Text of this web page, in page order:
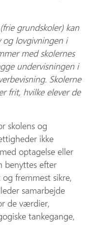
grundskoler) kan
lovgivningen i
med skolernes
undervisningen i
Skolerne
frit, hvilke elever de
skolens og
ikke
optagelse eller
benyttes efter
fremmest sikre,
samarbejde
de værdier,
tankegange,